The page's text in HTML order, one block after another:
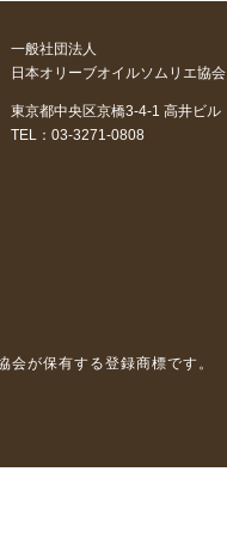
一般社団法人
日本オリーブオイルソムリエ協会
東京都中央区京橋3-4-1 高井ビル
TEL：03-3271-0808
が保有する登録商標です。